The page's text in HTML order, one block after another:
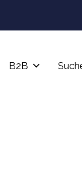
B2B